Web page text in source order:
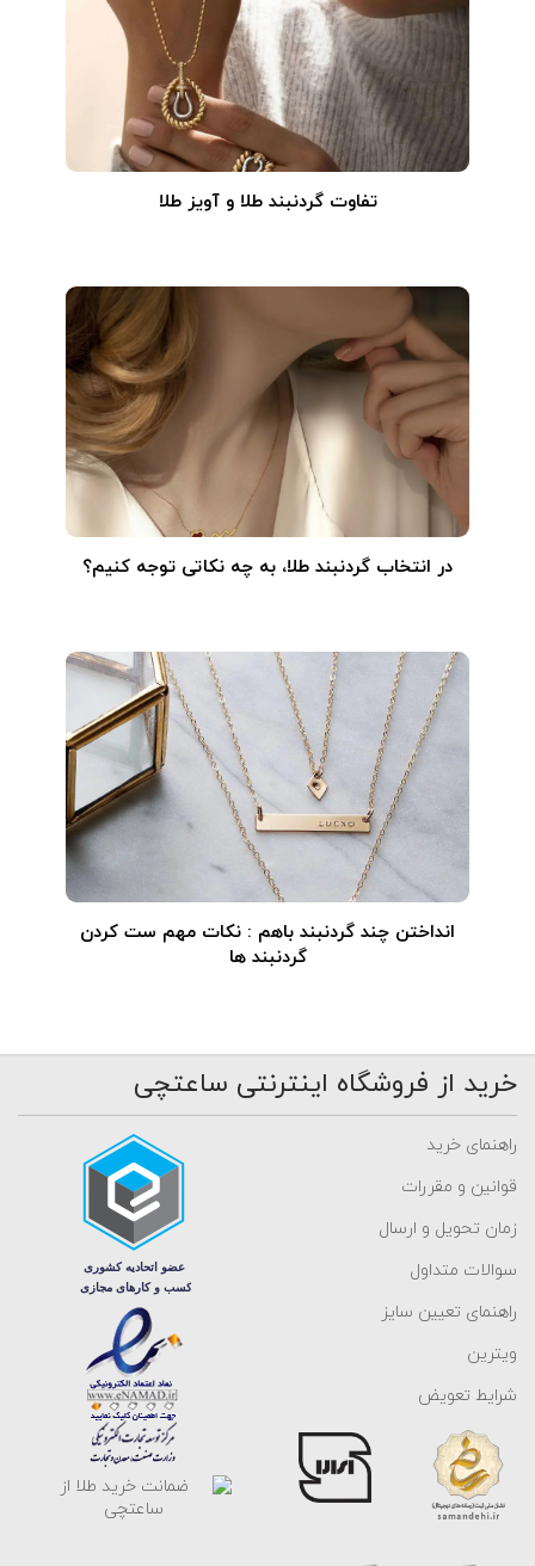
تفاوت گردنبند طلا و آویز طلا
در انتخاب گردنبند طلا‌، به چه نکاتی توجه کنیم؟
انداختن چند گردنبند باهم : نکات مهم ست کردن
گردنبند ها
خرید از فروشگاه اینترنتی ساعتچی
راهنمای خرید
قوانین و مقررات
زمان تحویل و ارسال
سوالات متداول
راهنمای تعیین سایز
ویترین
شرایط تعویض